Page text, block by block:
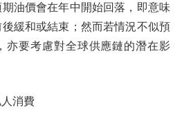
油價會在年中開始回落，即意味
緩和或結束；然而若情況不似預
亦要考慮對全球供應鏈的潛在影
消費